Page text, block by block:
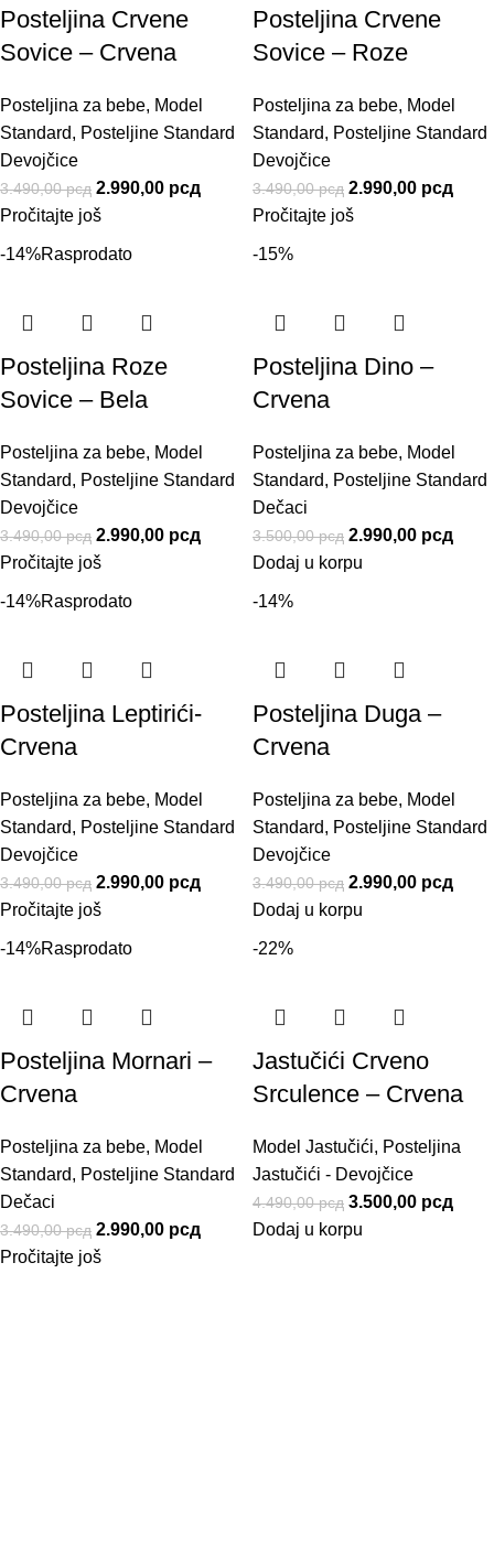
Posteljina Crvene
Sovice – Crvena
Posteljina za bebe, Model
Standard, Posteljine Standard
Devojčice
3.490,00рсд 2.990,00 рсд
Pročitajte još
Posteljina Crvene
Sovice – Roze
Posteljina za bebe, Model
Standard, Posteljine Standard
Devojčice
3.490,00рсд 2.990,00 рсд
Pročitajte još
-14%Rasprodato
Posteljina Roze
Sovice – Bela
Posteljina za bebe, Model
Standard, Posteljine Standard
Devojčice
3.490,00рсд 2.990,00 рсд
Pročitajte još
-15%
Posteljina Dino –
Crvena
Posteljina za bebe, Model
Standard, Posteljine Standard
Dečaci
3.500,00рсд 2.990,00 рсд
Dodaj u korpu
-14%Rasprodato
Posteljina Leptirići-
Crvena
Posteljina za bebe, Model
Standard, Posteljine Standard
Devojčice
3.490,00рсд 2.990,00 рсд
Pročitajte još
-14%
Posteljina Duga –
Crvena
Posteljina za bebe, Model
Standard, Posteljine Standard
Devojčice
3.490,00рсд 2.990,00 рсд
Dodaj u korpu
-14%Rasprodato
Posteljina Mornari –
Crvena
Posteljina za bebe, Model
Standard, Posteljine Standard
Dečaci
3.490,00рсд 2.990,00 рсд
Pročitajte još
-22%
Jastučići Crveno
Srculence – Crvena
Model Jastučići, Posteljina
Jastučići - Devojčice
4.490,00рсд 3.500,00 рсд
Dodaj u korpu